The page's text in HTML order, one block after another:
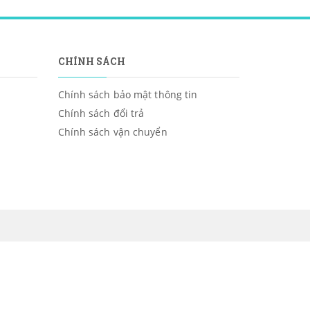
CHÍNH SÁCH
Chính sách bảo mật thông tin
Chính sách đổi trả
Chính sách vận chuyển